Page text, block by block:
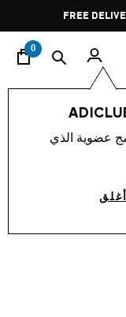
FREE
0
عضوية الذي
أغلق